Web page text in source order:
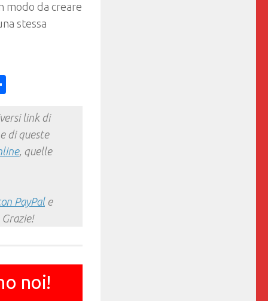
modo da creare
stessa
link di
di queste
, quelle
PayPale
noi!